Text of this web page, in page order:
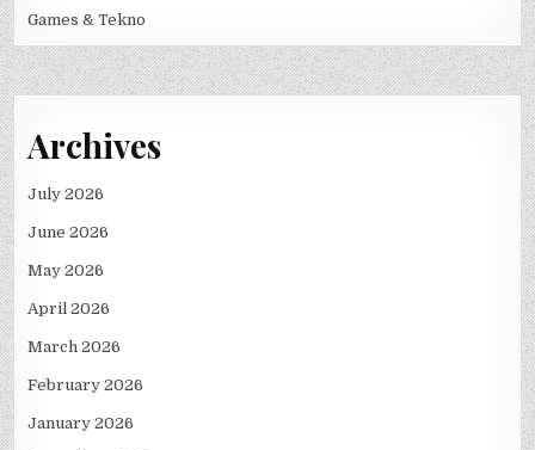
Games & Tekno
Archives
July 2026
June 2026
May 2026
April 2026
March 2026
February 2026
January 2026